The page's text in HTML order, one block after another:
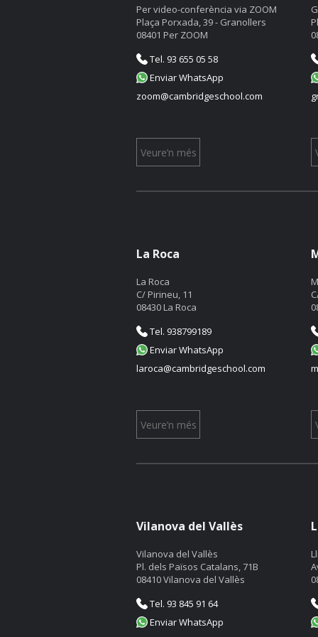
Per video-conferència via ZOOM
Plaça Porxada, 39 - Granollers
08401 Per ZOOM
Tel. 93 655 05 58
Enviar WhatsApp
zoom@cambridgeschool.com
Veure’n més
La Roca
La Roca
C/ Pirineu, 11
08430 La Roca
Tel. 938799189
Enviar WhatsApp
laroca@cambridgeschool.com
Veure’n més
Vilanova del Vallès
Vilanova del Vallès
Pl. dels Països Catalans, 71B
08410 Vilanova del Vallès
Tel. 93 845 91 64
Enviar WhatsApp